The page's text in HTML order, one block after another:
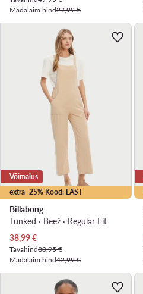
Madalaim hind27,99 €
extra -25% Kood: LAST
Võimalus
Billabong
Tunked · Beež · Regular Fit
Praegune hind
38,99€
Tavahind80,95 €
Madalaim hind42,99 €